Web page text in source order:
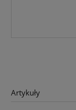
Artykuły